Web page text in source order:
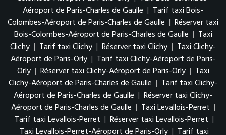
Aéroport de Paris-Charles de Gaulle | Tarif taxi Bois-
Colombes-Aéroport de Paris-Charles de Gaulle | Réserver taxi
Bois-Colombes-Aéroport de Paris-Charles de Gaulle | Taxi
Clichy | Tarif taxi Clichy | Réserver taxi Clichy | Taxi Clichy-
Aéroport de Paris-Orly | Tarif taxi Clichy-Aéroport de Paris-
Orly | Réserver taxi Clichy-Aéroport de Paris-Orly | Taxi
Clichy-Aéroport de Paris-Charles de Gaulle | Tarif taxi Clichy-
Aéroport de Paris-Charles de Gaulle | Réserver taxi Clichy-
Aéroport de Paris-Charles de Gaulle | Taxi Levallois-Perret |
Tarif taxi Levallois-Perret | Réserver taxi Levallois-Perret |
Taxi Levallois-Perret-Aéroport de Paris-Orly | Tarif taxi